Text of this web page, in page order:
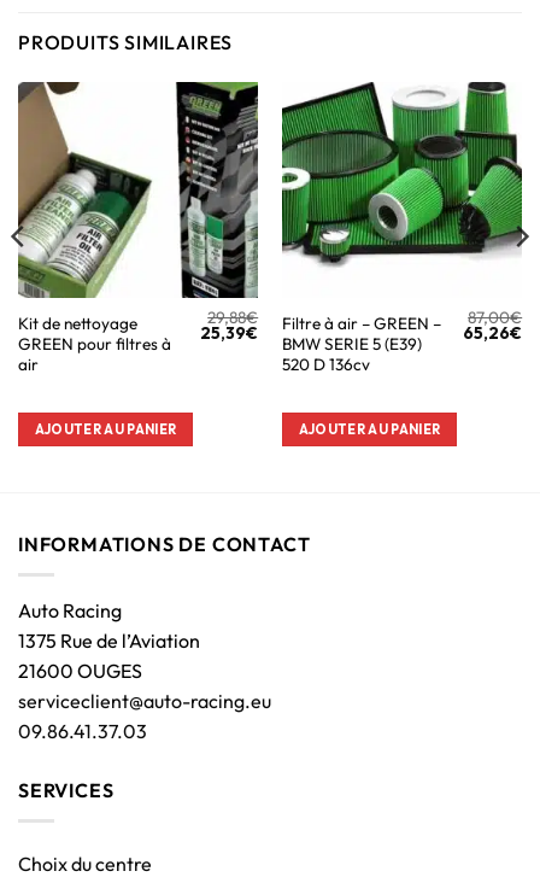
PRODUITS SIMILAIRES
Kit de nettoyage
GREEN pour filtres à
air
29,88€
25,39€
AJOUTER AU PANIER
Filtre à air – GREEN –
BMW SERIE 5 (E39)
520 D 136cv
87,00€
65,26€
AJOUTER AU PANIER
INFORMATIONS DE CONTACT
Auto Racing
1375 Rue de l’Aviation
21600 OUGES
serviceclient@auto-racing.eu
09.86.41.37.03
SERVICES
Choix du centre